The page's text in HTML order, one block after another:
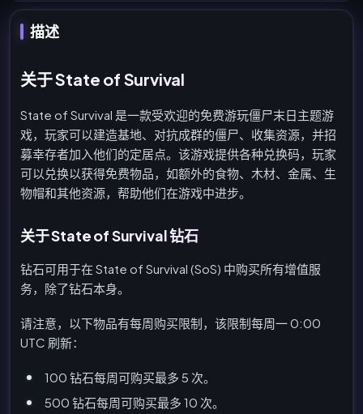
描述
关于 State of Survival
State of Survival 是一款受欢迎的免费游玩僵尸末日主题游
戏，玩家可以建造基地、对抗成群的僵尸、收集资源，并招
募幸存者加入他们的定居点。该游戏提供各种兑换码，玩家
可以兑换以获得免费物品，如额外的食物、木材、金属、生
物帽和其他资源，帮助他们在游戏中进步。
关于 State of Survival 钻石
钻石可用于在 State of Survival (SoS) 中购买所有增值服
务，除了钻石本身。
请注意，以下物品有每周购买限制，该限制每周一 0:00
UTC 刷新：
100 钻石每周可购买最多 5 次。
500 钻石每周可购买最多 10 次。